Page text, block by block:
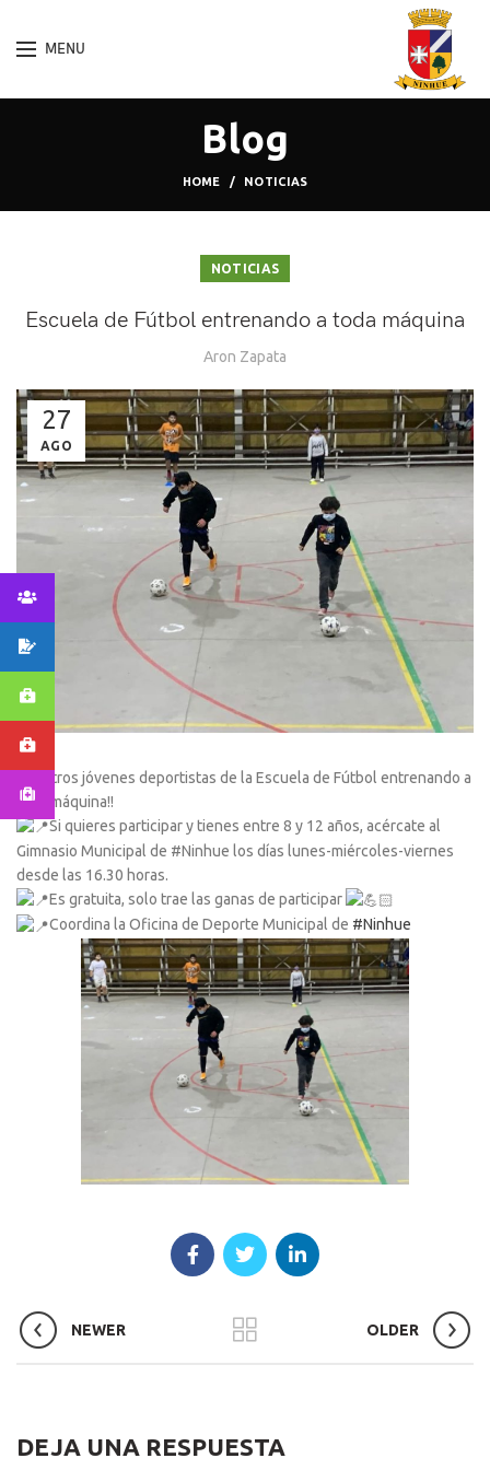
MENU
Blog
HOME NOTICIAS
NOTICIAS
Escuela de Fútbol entrenando a toda máquina
Aron Zapata
27
AGO
Nuestros jóvenes deportistas de la Escuela de Fútbol entrenando a
toda máquina!!
Si quieres participar y tienes entre 8 y 12 años, acércate al
Gimnasio Municipal de #Ninhue los días lunes-miércoles-viernes
desde las 16.30 horas.
Es gratuita, solo trae las ganas de participar
Coordina la Oficina de Deporte Municipal de #Ninhue
NEWER OLDER
DEJA UNA RESPUESTA